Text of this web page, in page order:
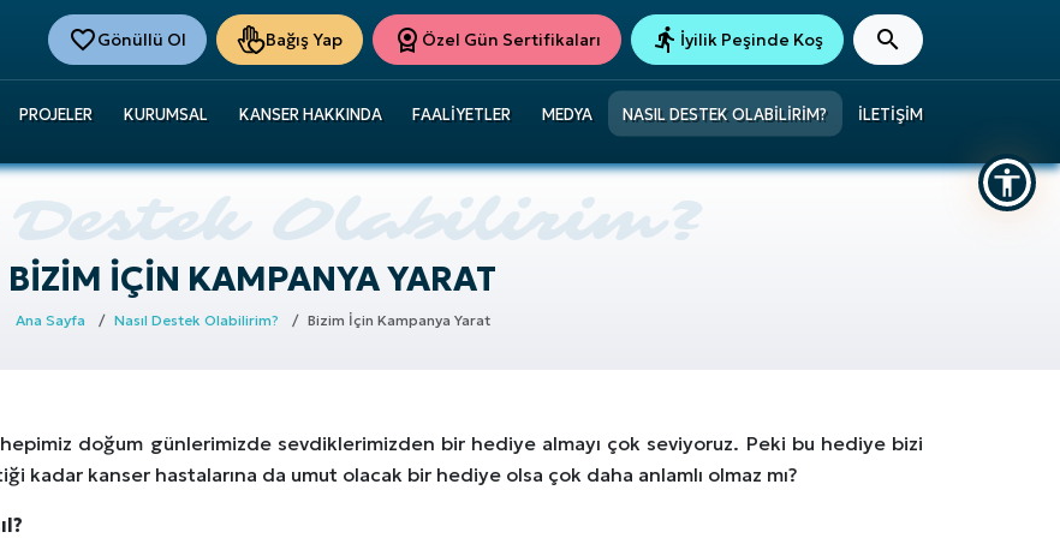
Gönüllü Ol Bağış Yap Özel Gün Sertifikaları İyilik Peşinde Koş
PROJELER KURUMSAL KANSER HAKKINDA FAALIYETLER MEDYA NASIL DESTEK OLABILIRIM? İLETIŞIM
BIZIM İÇIN KAMPANYA YARAT
Ana Sayfa Nasıl Destek Olabilirim? Bizim İçin Kampanya Yarat
doğum günlerimizde sevdiklerimizden bir hediye almayı çok seviyoruz. Peki bu hediye bizi
kadar kanser hastalarına da umut olacak bir hediye olsa çok daha anlamlı olmaz mı?